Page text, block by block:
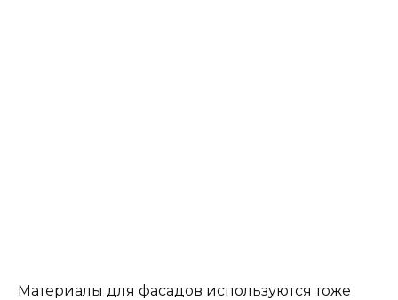
Материалы для фасадов используются тоже